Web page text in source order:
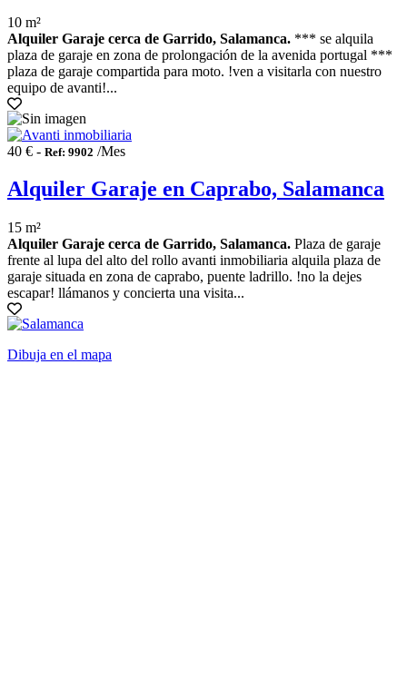
10 m²
Alquiler Garaje cerca de Garrido, Salamanca. *** se alquila
plaza de garaje en zona de prolongación de la avenida portugal ***
plaza de garaje compartida para moto. !ven a visitarla con nuestro
equipo de avanti!...
40 € - Ref: 9902 /Mes
Alquiler Garaje en Caprabo, Salamanca
15 m²
Alquiler Garaje cerca de Garrido, Salamanca. Plaza de garaje
frente al lupa del alto del rollo avanti inmobiliaria alquila plaza de
garaje situada en zona de caprabo, puente ladrillo. !no la dejes
escapar! llámanos y concierta una visita...
Dibuja en el mapa